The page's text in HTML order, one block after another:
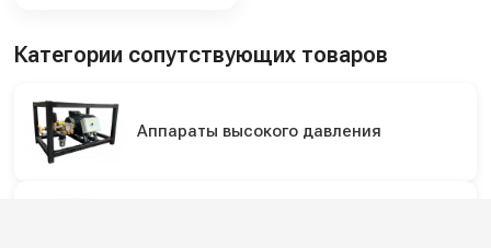
Категории сопутствующих товаров
Аппараты высокого давления